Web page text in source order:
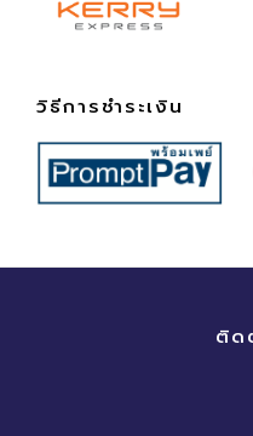
วิธีการชำระเงิน
ติด